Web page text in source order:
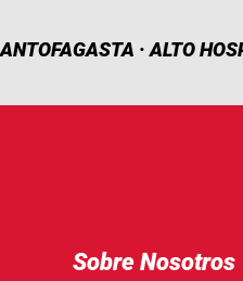
ANTOFAGASTA · ALTO
Sobre Nosotros